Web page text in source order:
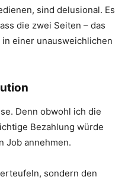
sind delusional. Es
die zwei Seiten – das
einer unausweichlichen
Denn obwohl ich die
Bezahlung würde
Job annehmen.
sondern den